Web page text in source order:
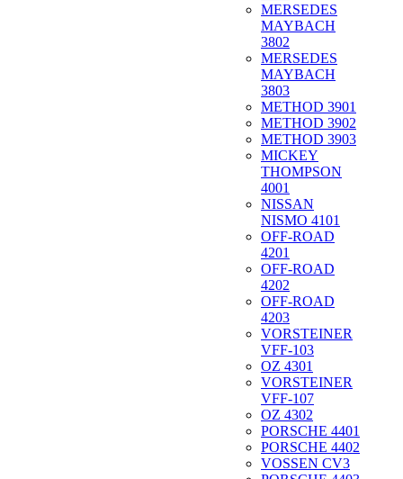
MERSEDES
MAYBACH
3802
MERSEDES
MAYBACH
3803
METHOD 3901
METHOD 3902
METHOD 3903
MICKEY
THOMPSON
4001
NISSAN
NISMO 4101
OFF-ROAD
4201
OFF-ROAD
4202
OFF-ROAD
4203
VORSTEINER
VFF-103
OZ 4301
VORSTEINER
VFF-107
OZ 4302
PORSCHE 4401
PORSCHE 4402
VOSSEN CV3